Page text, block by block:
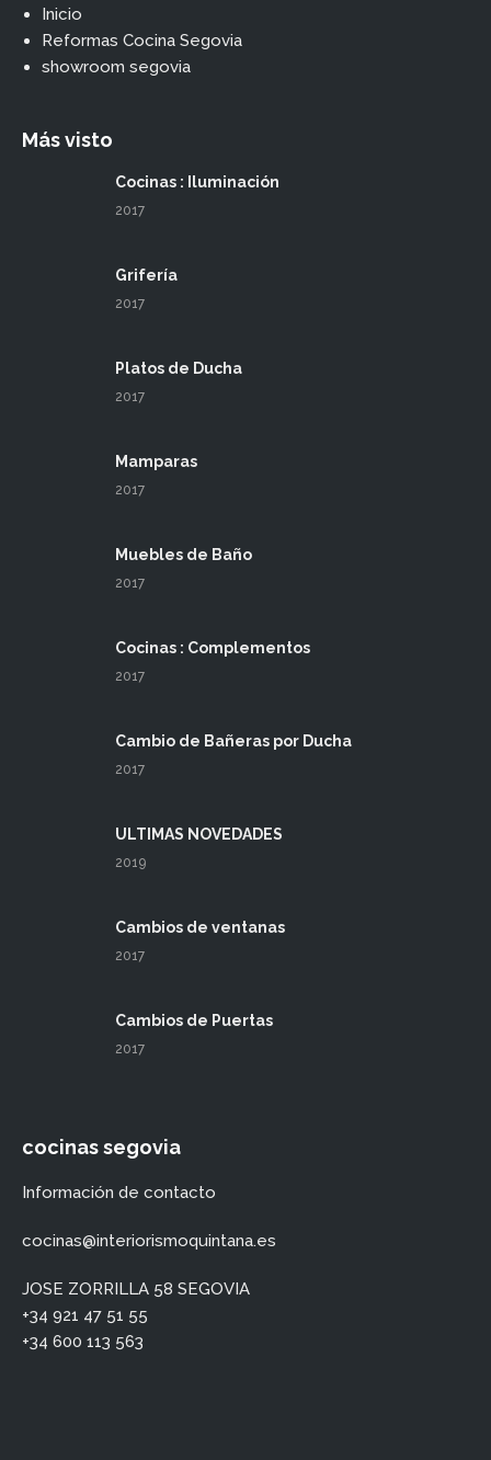
Inicio
Reformas Cocina Segovia
showroom segovia
Más visto
Cocinas : Iluminación
2017
Grifería
2017
Platos de Ducha
2017
Mamparas
2017
Muebles de Baño
2017
Cocinas : Complementos
2017
Cambio de Bañeras por Ducha
2017
ULTIMAS NOVEDADES
2019
Cambios de ventanas
2017
Cambios de Puertas
2017
cocinas segovia
Información de contacto
cocinas@interiorismoquintana.es
JOSE ZORRILLA 58 SEGOVIA
+34 921 47 51 55
+34 600 113 563